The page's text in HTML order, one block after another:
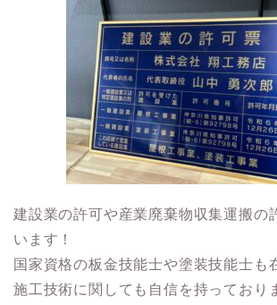
建設業の許可や産業廃棄物収集運搬の
います！
国家資格の板金技能士や塗装技能士も
施工技術に関しても自信を持っており